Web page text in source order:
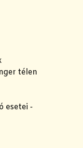
télen
esetei -